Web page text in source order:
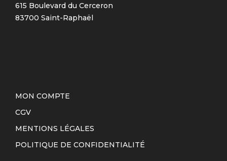
615 Boulevard du Cerceron
83700 Saint-Raphaël
MON COMPTE
CGV
MENTIONS LÉGALES
POLITIQUE DE CONFIDENTIALITÉ